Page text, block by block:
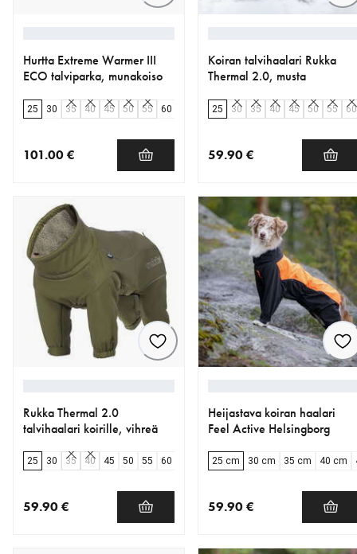
Hurtta Extreme Warmer III
ECO talviparka, munakoiso
25 30 35 40 45 50 55 60
101.00 €
Koiran talvihaalari Rukka
Thermal 2.0, musta
25 30 35 40 45 50 55 60
59.90 €
Rukka Thermal 2.0
talvihaalari koirille, vihreä
25 30 35 40 45 50 55 60
59.90 €
Heijastava koiran haalari
Feel Active Helsingborg
25 cm 30 cm 35 cm 40 cm
59.90 €